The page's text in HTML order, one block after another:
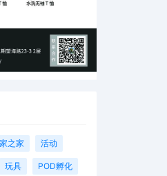
之家 活动
玩具 POD孵化